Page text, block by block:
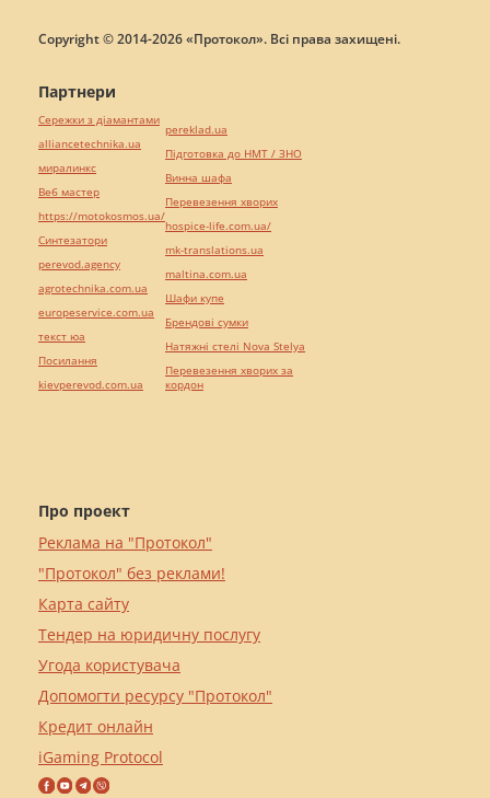
Copyright © 2014-2026 «Протокол». Всі права захищені.
Про проект
Реклама на "Протокол"
"Протокол" без реклами!
Карта сайту
Тендер на юридичну послугу
Угода користувача
Допомогти ресурсу "Протокол"
Кредит онлайн
iGaming Protocol
Партнери
Сережки з діамантами
alliancetechnika.ua
миралинкс
Веб мастер
https://motokosmos.ua/
Синтезатори
perevod.agency
agrotechnika.com.ua
europeservice.com.ua
текст юа
Посилання
kievperevod.com.ua
pereklad.ua
Підготовка до НМТ / ЗНО
Винна шафа
Перевезення хворих
hospice-life.com.ua/
mk-translations.ua
maltina.com.ua
Шафи купе
Брендові сумки
Натяжні стелі Nova Stelya
Перевезення хворих за
кордон